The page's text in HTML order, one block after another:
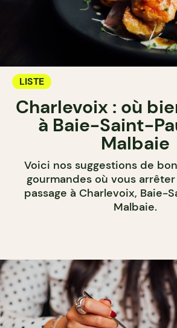
LISTE
Charlevoix : où
à Baie-Saint-
Malbaie
Voici nos suggestions de
gourmandes où vous
passage à Charlevoix, Baie-
Malbaie.